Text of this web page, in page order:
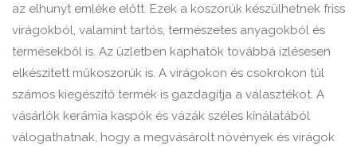
az elhunyt emléke előtt. Ezek a koszorúk készülhetnek friss
virágokból, valamint tartós, természetes anyagokból és
termésekből is. Az üzletben kaphatók továbbá ízlésesen
elkészített műkoszorúk is. A virágokon és csokrokon túl
számos kiegészítő termék is gazdagítja a választékot. A
vásárlók kerámia kaspók és vázák széles kínálatából
válogathatnak, hogy a megvásárolt növények és virágok